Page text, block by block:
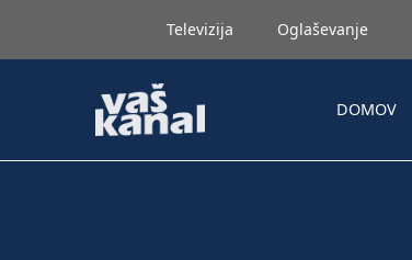
Televizija Oglaševanje
DOMOV